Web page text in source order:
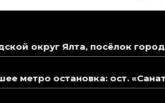
округ Ялта, посёлок
метро остановка: ост.